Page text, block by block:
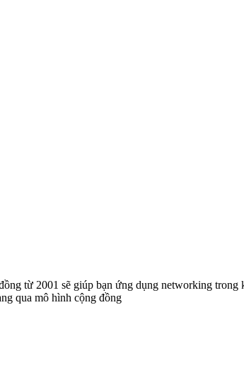
từ 2001 sẽ giúp bạn ứng dụng networking
qua mô hình cộng đồng